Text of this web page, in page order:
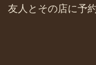
友人とその店に予